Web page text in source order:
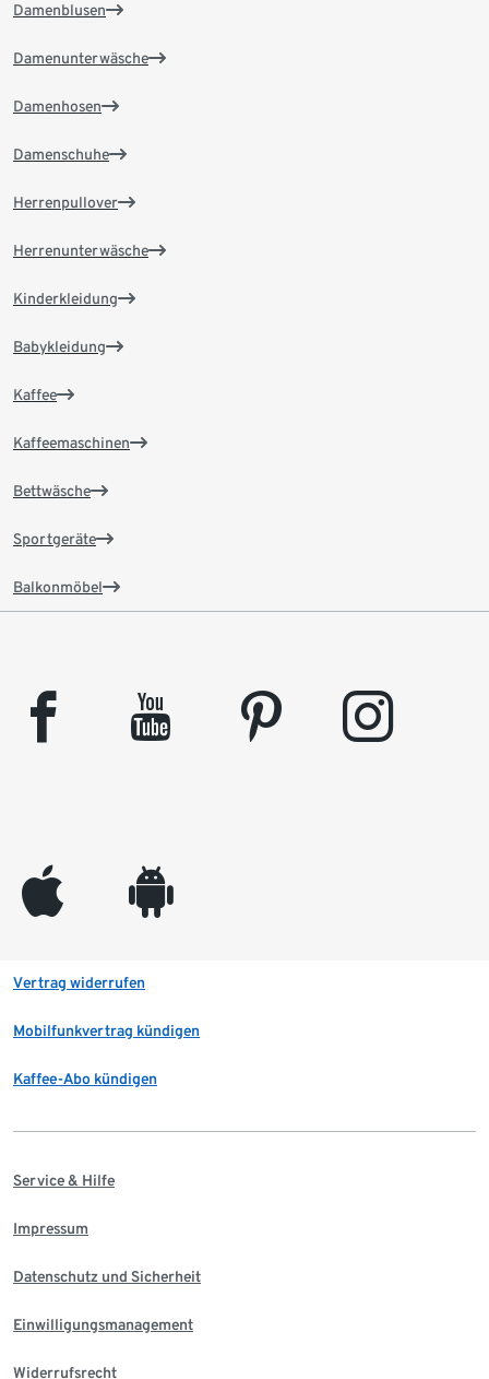
Damenblusen
Damenunterwäsche
Damenhosen
Damenschuhe
Herrenpullover
Herrenunterwäsche
Kinderkleidung
Babykleidung
Kaffee
Kaffeemaschinen
Bettwäsche
Sportgeräte
Balkonmöbel
facebook youtube pinterest instagram
appleinc android
Vertrag widerrufen
Mobilfunkvertrag kündigen
Kaffee-Abo kündigen
Service & Hilfe
Impressum
Datenschutz und Sicherheit
Einwilligungsmanagement
Widerrufsrecht